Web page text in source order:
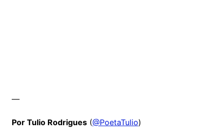
—
Por Tulio Rodrigues(@PoetaTulio)